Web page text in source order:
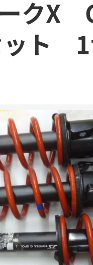
クX
ット 1